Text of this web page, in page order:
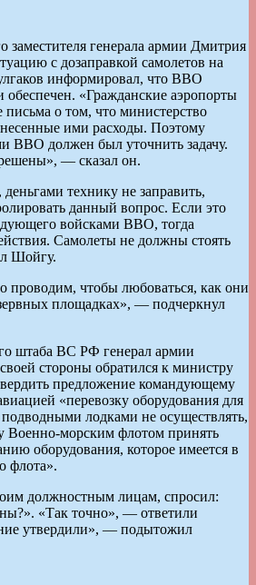
заместителя генерала армии Дмитрия
с дозаправкой самолетов на
информировал, что ВВО
«Гражданские аэропорты
о том, что министерство
ими расходы. Поэтому
ВВО должен был уточнить задачу.
— сказал он.
технику не заправить,
данный вопрос. Если это
войсками ВВО, тогда
Самолеты не должны стоять
Шойгу.
проводим, чтобы любоваться, как они
площадках», — подчеркнул
штаба ВС РФ генерал армии
стороны обратился к министру
предложение командующему
«перевозку оборудования для
лодками не осуществлять,
Военно-морским флотом принять
оборудования, которое имеется в
флота».
должностным лицам, спросил:
«Так точно», — ответили
утвердили», — подытожил